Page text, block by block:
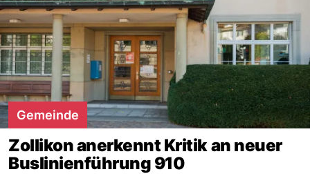
Gemeinde
Zollikon anerkennt Kritik an neuer
Buslinienführung 910